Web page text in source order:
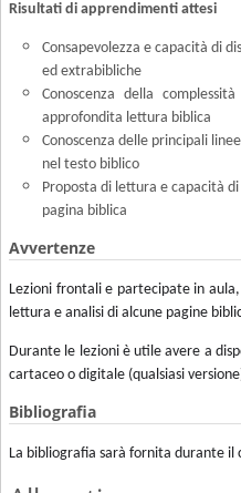
Risultati di apprendimenti attesi
Consapevolezza e capacità di
ed extrabibliche
Conoscenza della
approfondita lettura biblica
Conoscenza delle principali
nel testo biblico
Proposta di lettura e capacità
pagina biblica
Avvertenze
Lezioni frontali e partecipate in
lettura e analisi di alcune pagine
Durante le lezioni è utile avere a
cartaceo o digitale (qualsiasi
Bibliografia
La bibliografia sarà fornita durante il